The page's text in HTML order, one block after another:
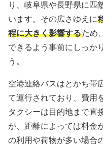
り、岐阜県や長野県に匹
います。その広さゆえに
程に大きく影響するため
できるよう事前にしっか
う。
空港連絡バスはとかち帯
て運行されており、費用
タクシーは目的地まで直
が、距離によっては料金
の利用や荷物が多い場合